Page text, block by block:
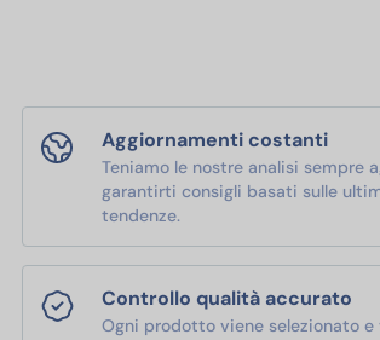
Aggiornamenti costanti
Teniamo le nostre analisi sempre
garantirti consigli basati sulle
tendenze.
Controllo qualità accurato
Ogni prodotto viene selezionato